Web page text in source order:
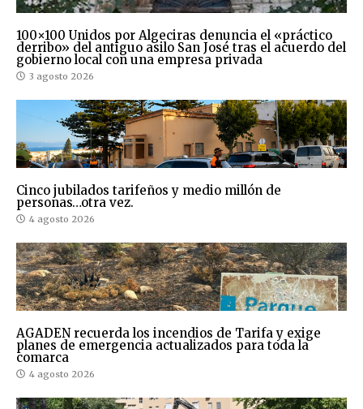
100×100 Unidos por Algeciras denuncia el «práctico
derribo» del antiguo asilo San José tras el acuerdo del
gobierno local con una empresa privada
3 agosto 2026
Cinco jubilados tarifeños y medio millón de
personas…otra vez.
4 agosto 2026
AGADEN recuerda los incendios de Tarifa y exige
planes de emergencia actualizados para toda la
comarca
4 agosto 2026